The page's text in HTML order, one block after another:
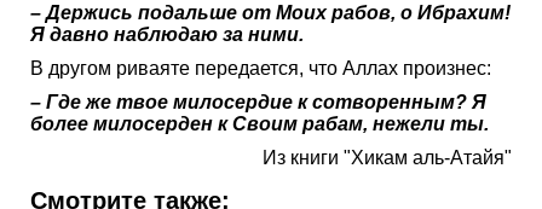
– Держись подальше от Моих рабов, о Ибрахим!
Я давно наблюдаю за ними.
В другом риваяте передается, что Аллах произнес:
– Где же твое милосердие к сотворенным? Я
более милосерден к Своим рабам, нежели ты.
Из книги "Хикам аль-Атайя"
Смотрите также: